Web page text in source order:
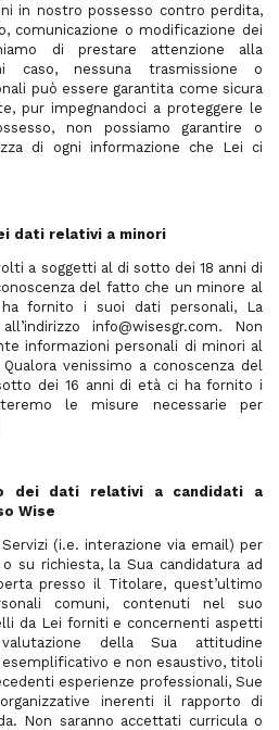
in nostro possesso contro perdita,
comunicazione o modificazione dei
di prestare attenzione alla
caso, nessuna trasmissione o
può essere garantita come sicura
pur impegnandoci a proteggere le
non possiamo garantire o
di ogni informazione che Lei ci
dati relativi a minori
a soggetti al di sotto dei 18 anni di
del fatto che un minore al
fornito i suoi dati personali, La
info@wisesgr.com. Non
informazioni personali di minori al
venissimo a conoscenza del
dei 16 anni di età ci ha fornito i
le misure necessarie per
dei dati relativi a candidati a
Wise
(i.e. interazione via email) per
su richiesta, la Sua candidatura ad
presso il Titolare, quest’ultimo
comuni, contenuti nel suo
da Lei forniti e concernenti aspetti
della Sua attitudine
e non esaustivo, titoli
esperienze professionali, Sue
inerenti il rapporto di
Non saranno accettati curricula o